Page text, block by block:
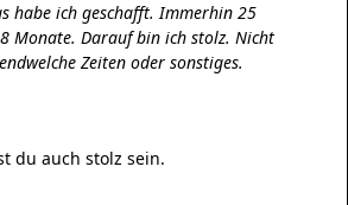
habe ich geschafft. Immerhin 25
Monate. Darauf bin ich stolz. Nicht
Zeiten oder sonstiges.
du auch stolz sein.